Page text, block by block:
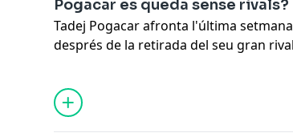
sentim entrevistes a set protagonistes
cursa.
Pogacar es queda sense rivals?
Tadej Pogacar afronta l'última
després de la retirada del seu gran
classificació general pràcticament
el seu company Isaac del Toro
"Ràdio Volta" analitzem el domini de
Vingegaard després d'un error